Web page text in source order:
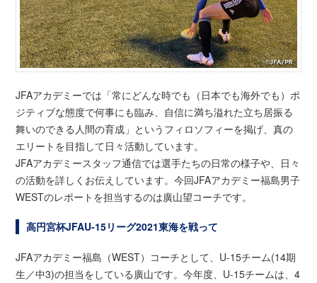
JFAアカデミーでは「常にどんな時でも（日本でも海外でも）ポ
ジティブな態度で何事にも臨み、自信に満ち溢れた立ち居振る
舞いのできる人間の育成」というフィロソフィーを掲げ、真の
エリートを目指して日々活動しています。
JFAアカデミースタッフ通信では選手たちの日常の様子や、日々
の活動を詳しくお伝えしています。今回JFAアカデミー福島男子
WESTのレポートを担当するのは廣山望コーチです。
高円宮杯JFAU-15リーグ2021東海を戦って
JFAアカデミー福島（WEST）コーチとして、U-15チーム(14期
生／中3)の担当をしている廣山です。今年度、U-15チームは、4